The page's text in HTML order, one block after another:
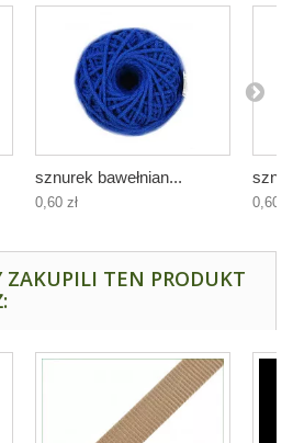
sznurek bawełnian...
0,60 zł 0,60
ZAKUPILI TEN PRODUKT